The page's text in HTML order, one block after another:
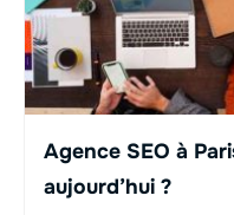
Agence SEO à
aujourd’hui ?